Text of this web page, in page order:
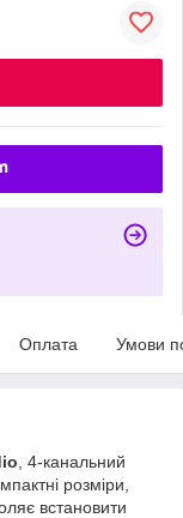
Оплата Умови
, 4-канальний
розміри,
встановити